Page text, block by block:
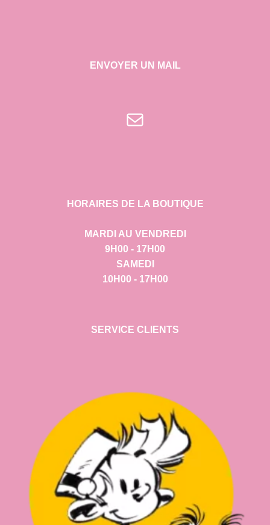
ENVOYER UN MAIL
E-mail
HORAIRES DE LA BOUTIQUE
MARDI AU VENDREDI
9H00 - 17H00
SAMEDI
10H00 - 17H00
SERVICE CLIENTS